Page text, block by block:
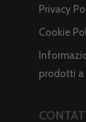
Privacy
Cookie
prodotti a